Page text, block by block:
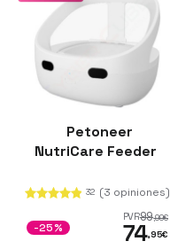
Petoneer
NutriCare Feeder
32 (3 opiniones)
PVR99,99€
74,95€
-25%